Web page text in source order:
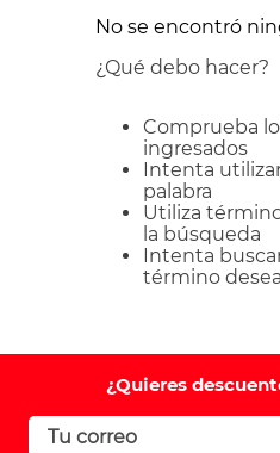
No se encontró
¿Qué debo hacer?
Comprueba
ingresados
Intenta
palabra
Utiliza
la búsqueda
Intenta
término
¿Quieres